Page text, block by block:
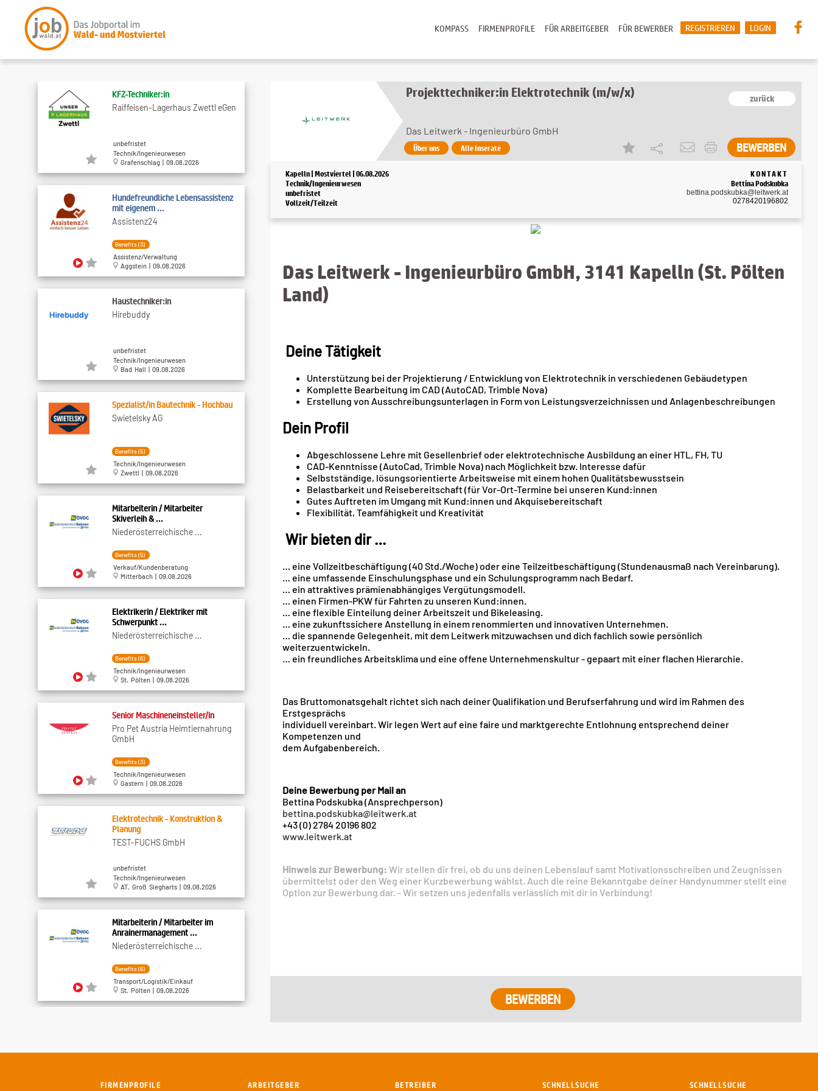
LOGIN
REGISTRIEREN
FÜR BEWERBER
FÜR ARBEITGEBER
FIRMENPROFILE
KOMPASS
Projekttechniker:in Elektrotechnik (m/w/x) zurück
Das Leitwerk - Ingenieurbüro GmbH
Über uns Alle Inserate
Kapelln | Mostviertel | 06.08.2026
Technik/Ingenieurwesen
unbefristet
Vollzeit/Teilzeit
KONTAKT
Bettina Podskubka
bettina.podskubka@leitwerk.at
0278420196802
Das Leitwerk - Ingenieurbüro GmbH, 3141 Kapelln (St. Pölten
Land)
Deine Tätigkeit
Unterstützung bei der Projektierung / Entwicklung von Elektrotechnik in verschiedenen Gebäudetypen
Komplette Bearbeitung im CAD (AutoCAD, Trimble Nova)
Erstellung von Ausschreibungsunterlagen in Form von Leistungsverzeichnissen und Anlagenbeschreibungen
Dein Profil
Abgeschlossene Lehre mit Gesellenbrief oder elektrotechnische Ausbildung an einer HTL, FH, TU
CAD-Kenntnisse (AutoCad, Trimble Nova) nach Möglichkeit bzw. Interesse dafür
Selbstständige, lösungsorientierte Arbeitsweise mit einem hohen Qualitätsbewusstsein
Belastbarkeit und Reisebereitschaft (für Vor-Ort-Termine bei unseren Kund:innen
Gutes Auftreten im Umgang mit Kund:innen und Akquisebereitschaft
Flexibilität, Teamfähigkeit und Kreativität
Wir bieten dir …
… eine Vollzeitbeschäftigung (40 Std./Woche) oder eine Teilzeitbeschäftigung (Stundenausmaß nach Vereinbarung).
… eine umfassende Einschulungsphase und ein Schulungsprogramm nach Bedarf.
… ein attraktives prämienabhängiges Vergütungsmodell.
… einen Firmen-PKW für Fahrten zu unseren Kund:innen.
… eine flexible Einteilung deiner Arbeitszeit und Bikeleasing.
… eine zukunftssichere Anstellung in einem renommierten und innovativen Unternehmen.
… die spannende Gelegenheit, mit dem Leitwerk mitzuwachsen und dich fachlich sowie persönlich
weiterzuentwickeln.
… ein freundliches Arbeitsklima und eine offene Unternehmenskultur - gepaart mit einer flachen Hierarchie.
Das Bruttomonatsgehalt richtet sich nach deiner Qualifikation und Berufserfahrung und wird im Rahmen des
Erstgesprächs
individuell vereinbart. Wir legen Wert auf eine faire und marktgerechte Entlohnung entsprechend deiner
Kompetenzen und
dem Aufgabenbereich.
Deine Bewerbung per Mail an
Bettina Podskubka (Ansprechperson)
bettina.podskubka@leitwerk.at
+43 (0) 2784 20196 802
www.leitwerk.at
Hinweis zur Bewerbung: Wir stellen dir frei, ob du uns deinen Lebenslauf samt Motivationsschreiben und Zeugnissen
übermittelst oder den Weg einer Kurzbewerbung wählst. Auch die reine Bekanntgabe deiner Handynummer stellt eine
Option zur Bewerbung dar. - Wir setzen uns jedenfalls verlässlich mit dir in Verbindung!
KFZ-Techniker:in
Raiffeisen-Lagerhaus Zwettl eGen
unbefristet
Technik/Ingenieurwesen
Grafenschlag | 09.08.2026
Hundefreundliche Lebensassistenz
mit eigenem ...
Assistenz24
Benefits (3)
Assistenz/Verwaltung
Aggstein | 09.08.2026
Haustechniker:in
Hirebuddy
unbefristet
Technik/Ingenieurwesen
Bad Hall | 09.08.2026
Spezialist/in Bautechnik - Hochbau
Swietelsky AG
Benefits (5)
Technik/Ingenieurwesen
Zwettl | 09.08.2026
Mitarbeiterin / Mitarbeiter
Skiverleih & ...
Niederösterreichische ...
Benefits (5)
Verkauf/Kundenberatung
Mitterbach | 09.08.2026
Elektrikerin / Elektriker mit
Schwerpunkt ...
Niederösterreichische ...
Benefits (6)
Technik/Ingenieurwesen
St. Pölten | 09.08.2026
Senior Maschineneinsteller/in
Pro Pet Austria Heimtiernahrung
GmbH
Benefits (3)
Technik/Ingenieurwesen
Gastern | 09.08.2026
Elektrotechnik - Konstruktion &
Planung
TEST-FUCHS GmbH
unbefristet
Technik/Ingenieurwesen
AT, Groß Siegharts | 09.08.2026
Mitarbeiterin / Mitarbeiter im
Anrainermanagement ...
Niederösterreichische ...
Benefits (6)
Transport/Logistik/Einkauf
St. Pölten | 09.08.2026
Gastronomie/Tourismus
FIRMENPROFILE ARBEITGEBER BETREIBER SCHNELLSUCHE SCHNELLSUCHE